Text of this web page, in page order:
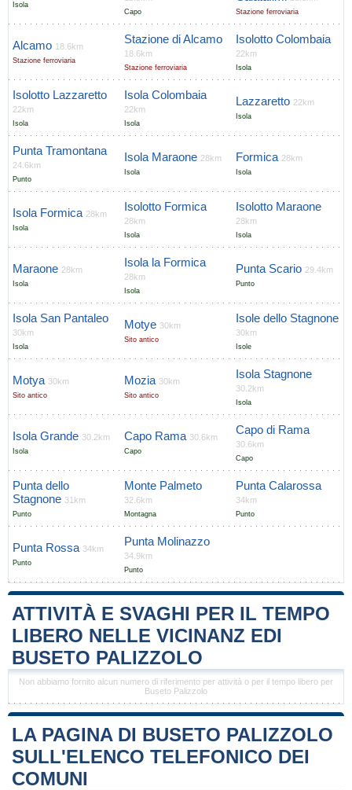
Isola
Capo Stazione ferroviaria
Alcamo 18.6km
Stazione ferroviaria
Stazione di Alcamo
18.6km
Stazione ferroviaria
Isolotto Colombaia
22km
Isola
Isolotto Lazzaretto
22km
Isola
Isola Colombaia
22km
Isola
Lazzaretto 22km
Isola
Punta Tramontana
24.6km
Punto
Isola Maraone 28km
Isola
Formica 28km
Isola
Isola Formica 28km
Isola
Isolotto Formica
28km
Isola
Isolotto Maraone
28km
Isola
Maraone 28km
Isola
Isola la Formica
28km
Isola
Punta Scario 29.4km
Punto
Isola San Pantaleo
30km
Isola
Motye 30km
Sito antico
Isole dello Stagnone
30km
Isole
Motya 30km
Sito antico
Mozia 30km
Sito antico
Isola Stagnone
30.2km
Isola
Isola Grande 30.2km
Isola
Capo Rama 30.6km
Capo
Capo di Rama
30.6km
Capo
Punta dello
Stagnone 31km
Punto
Monte Palmeto
32.6km
Montagna
Punta Calarossa
34km
Punto
Punta Rossa 34km
Punto
Punta Molinazzo
34.9km
Punto
ATTIVITÀ E SVAGHI PER IL TEMPO
LIBERO NELLE VICINANZ EDI
BUSETO PALIZZOLO
Non abbiamo fornito alcun numero di riferimento per attività o per il tempo libero per
Buseto Palizzolo
LA PAGINA DI BUSETO PALIZZOLO
SULL'ELENCO TELEFONICO DEI
COMUNI